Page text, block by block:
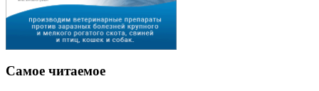
Самое читаемое